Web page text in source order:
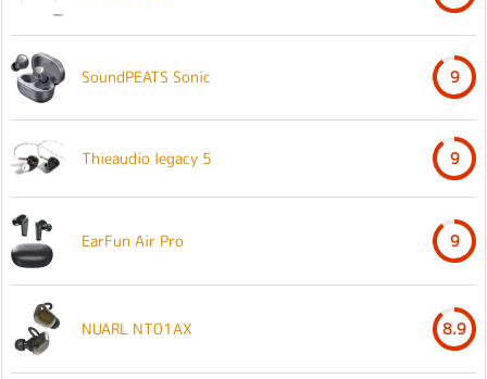
SoundPEATS Sonic 9
Thieaudio legacy 5 9
EarFun Air Pro 9
NUARL NT01AX 8.9